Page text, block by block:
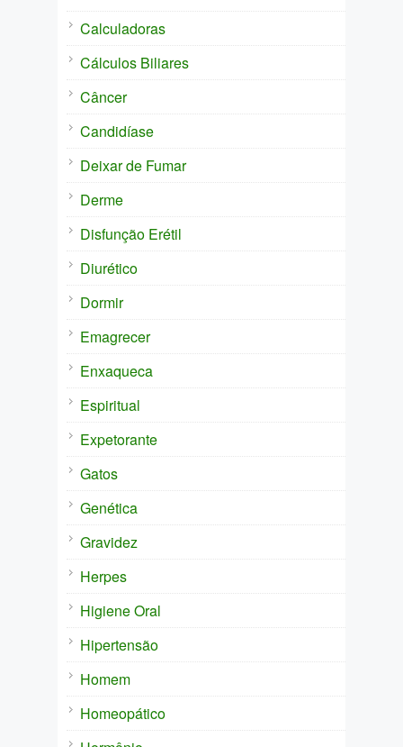
Calculadoras
Cálculos Biliares
Câncer
Candidíase
Deixar de Fumar
Derme
Disfunção Erétil
Diurético
Dormir
Emagrecer
Enxaqueca
Espiritual
Expetorante
Gatos
Genética
Gravidez
Herpes
Higiene Oral
Hipertensão
Homem
Homeopático